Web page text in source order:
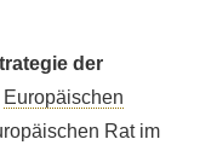
der
Europäischen
Rat im